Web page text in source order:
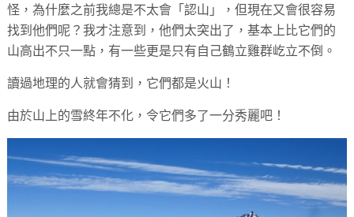
怪，為什麼之前我總是不太會「認山」，但現在又會很容易
找到他們呢？我才注意到，他們太突出了，基本上比它們的
山高出不只一點，有一些更是只有自己鶴立雞群屹立不倒。
讀過地理的人就會猜到，它們都是火山！
由於山上的雪終年不化，令它們多了一分秀麗吧！